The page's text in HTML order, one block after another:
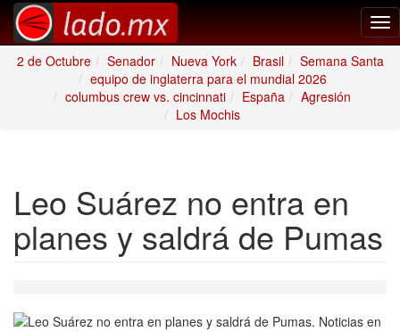
2 de Octubre
Senador Nueva York Brasil
Semana Santa
equipo de inglaterra para el mundial 2026
columbus crew vs. cincinnati
España
Agresión
Los Mochis
Leo Suárez no entra en
planes y saldrá de Pumas